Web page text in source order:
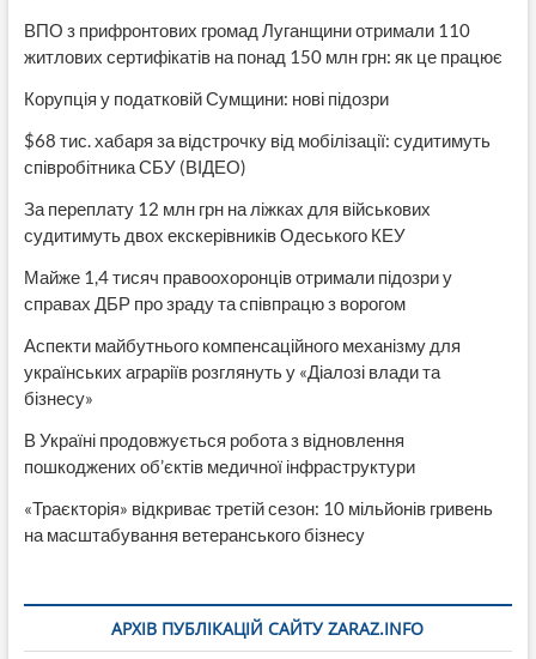
ВПО з прифронтових громад Луганщини отримали 110
житлових сертифікатів на понад 150 млн грн: як це працює
Корупція у податковій Сумщини: нові підозри
$68 тис. хабаря за відстрочку від мобілізації: судитимуть
співробітника СБУ (ВІДЕО)
За переплату 12 млн грн на ліжках для військових
судитимуть двох екскерівників Одеського КЕУ
Майже 1,4 тисяч правоохоронців отримали підозри у
справах ДБР про зраду та співпрацю з ворогом
Аспекти майбутнього компенсаційного механізму для
українських аграріїв розглянуть у «Діалозі влади та
бізнесу»
В Україні продовжується робота з відновлення
пошкоджених об’єктів медичної інфраструктури
«Траєкторія» відкриває третій сезон: 10 мільйонів гривень
на масштабування ветеранського бізнесу
АРХІВ ПУБЛІКАЦІЙ САЙТУ ZARAZ.INFO